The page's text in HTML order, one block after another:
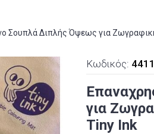
Σουπλά Διπλής Όψεως για
Κωδικός:
για
Tiny Ink